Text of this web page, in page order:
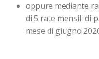
oppure mediante
di 5 rate mensili di
mese di giugno